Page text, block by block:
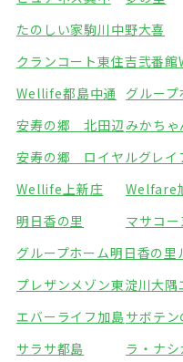
たのしい家駒川中野大喜
クランコート東住吉弐番館
Wellife都島中通
グルー
安寿の郷 北田辺 みかち
安寿の郷 ロイヤルグレイ
Wellife上新庄
Welfare
明日香の里
マサコ
グループホーム明日香の里
プレザンメゾン東淀川大隅
エバーライフ加島サボテン
サラサ都島
ラ・ナ